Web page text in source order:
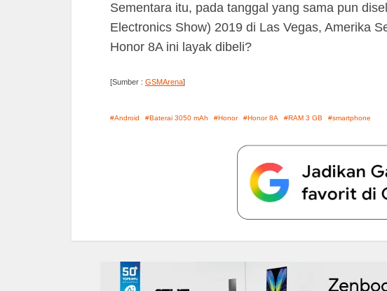
Sementara itu, pada tanggal yang sama pun
Electronics Show) 2019 di Las Vegas, Amerika
Honor 8A ini layak dibeli?
[Sumber : GSMArena]
Android Baterai 3050 mAh Honor Honor 8A RAM 3 GB smartphone